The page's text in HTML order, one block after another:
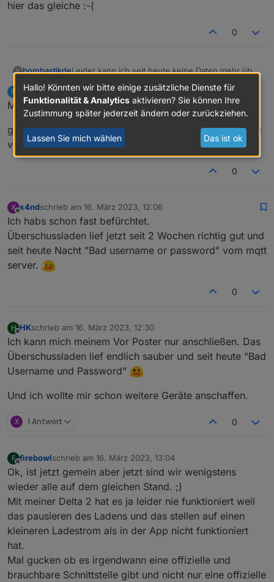
hier das gleiche :-(
0
B bombastikdeLeider kann ich seit heute keine Daten mehr über
MQTT vom Ecoflow Delta 2 abrufen.
Meldung im IObroker Protokoll: Client error: ```
In der APP funktioniert alles - UserID und
Password für MQTT nochmals ausgelesen und
eingetragen. - Keine Änderung
Hat jemand eine Idee?
P
Offline
powerpeerschrieb am15. März 2023, 21:32
zuletzt editiert von
Moin,
gibt es schon eine Lösung oder ist es wirklich mutwillig
von ecoflow und gönnt es dem Kunden nicht
0
X
Offline
x4ndschrieb am 16. März 2023, 12:06
zuletzt editiert von
Ich habs schon fast befürchtet.
Überschussladen lief jetzt seit 2 Wochen richtig gut und
seit heute Nacht "Bad username or password" vom mqtt
server.
0
H
Offline
HKschrieb am 16. März 2023, 12:30
zuletzt editiert von
Ich kann mich meinem Vor Poster nur anschließen. Das
Überschussladen lief endlich sauber und seit heute "Bad
Username und Password"
Und ich wollte mir schon weitere Geräte anschaffen.
X 1 Antwort 0
F
Offline
firebowlschrieb am 16. März 2023, 13:04
zuletzt editiert von
Ok, ist jetzt gemein aber jetzt sind wir wenigstens
wieder alle auf dem gleichen Stand. ;)
Mit meiner Delta 2 hat es ja leider nie funktioniert weil
das pausieren des Ladens und das stellen auf einen
kleineren Ladestrom als in der App nicht funktioniert
hat.
Mal gucken ob es irgendwann eine offizielle und
brauchbare Schnittstelle gibt und nicht nur eine offizielle
Hallo! Könnten wir bitte einige zusätzliche Dienste für
Funktionalität & Analytics aktivieren? Sie können Ihre
Zustimmung später jederzeit ändern oder zurückziehen.
Lassen Sie mich wählen Das ist ok